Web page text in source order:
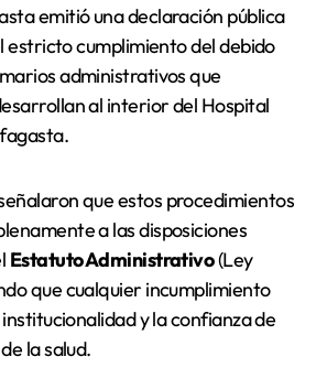
emitió una declaración pública
estricto cumplimiento del debido
administrativos que
al interior del Hospital
que estos procedimientos
a las disposiciones
Estatuto Administrativo(Ley
que cualquier incumplimiento
y la confianza de
la salud.